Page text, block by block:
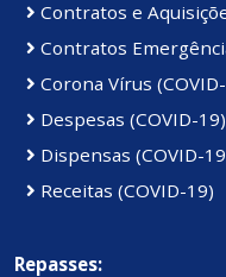
Contratos e
Contratos
Corona Vírus
Despesas (COVID-19)
Dispensas (COVID-
Receitas (COVID-19)
Repasses: